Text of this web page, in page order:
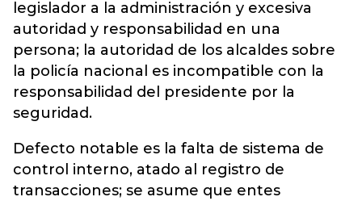
legislador a la administración y excesiva
autoridad y responsabilidad en una
persona; la autoridad de los alcaldes sobre
la policía nacional es incompatible con la
responsabilidad del presidente por la
seguridad.
Defecto notable es la falta de sistema de
control interno, atado al registro de
transacciones; se asume que entes